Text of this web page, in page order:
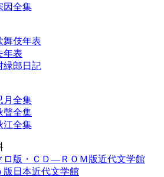
因全集
舞伎年表
年表
緑郎日記
月全集
聲全集
江全集
ロ版・ＣＤ―ＲＯＭ版近代文学館
版日本近代文学館